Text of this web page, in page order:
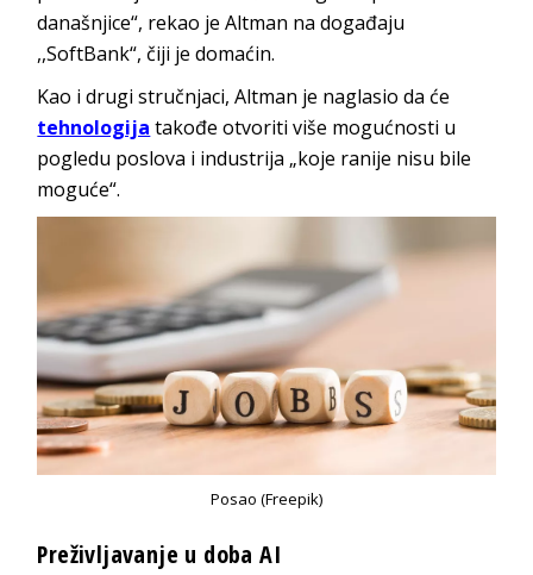
današnjice“, rekao je Altman na događaju
,,SoftBank“, čiji je domaćin.
Kao i drugi stručnjaci, Altman je naglasio da će
tehnologija takođe otvoriti više mogućnosti u
pogledu poslova i industrija „koje ranije nisu bile
moguće“.
Posao (Freepik)
Preživljavanje u doba AI